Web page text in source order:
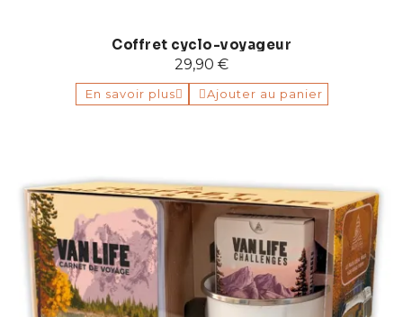
Coffret cyclo-voyageur
29,90 €
En savoir plus Ajouter au panier